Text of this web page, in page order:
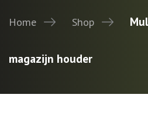
Home Shop
magazijn houder